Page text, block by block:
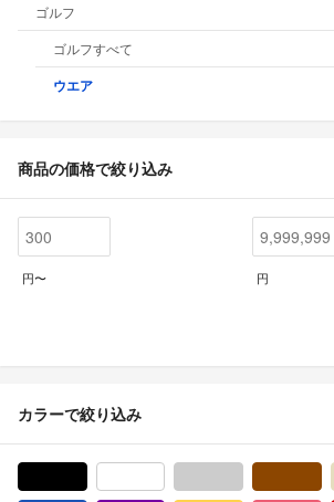
ゴルフ
ゴルフすべて
ウエア
商品の価格で絞り込み
円〜 円
カラーで絞り込み